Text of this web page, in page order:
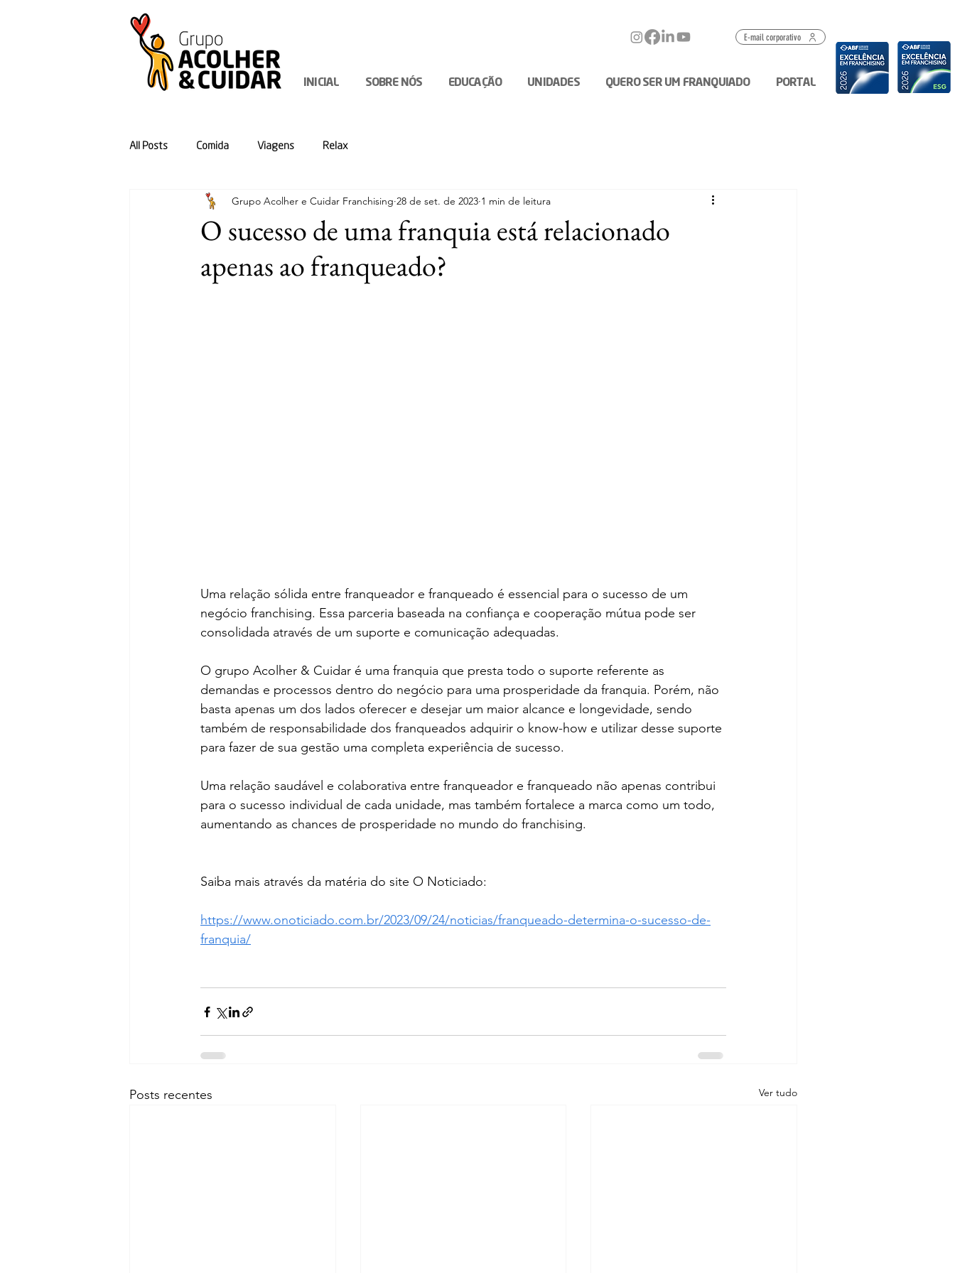
E-mail corporativo
INICIAL SOBRE NÓS EDUCAÇÃO UNIDADES QUERO SER UM FRANQUIADO PORTAL
All Posts Comida Viagens Relax
O sucesso de uma franquia está relacionado
apenas ao franqueado?
Grupo Acolher e Cuidar Franchising 28 de set. de 2023 1 min de leitura
Uma relação sólida entre franqueador e franqueado é essencial para o sucesso de um
negócio franchising. Essa parceria baseada na confiança e cooperação mútua pode ser
consolidada através de um suporte e comunicação adequadas.
O grupo Acolher & Cuidar é uma franquia que presta todo o suporte referente as
demandas e processos dentro do negócio para uma prosperidade da franquia. Porém, não
basta apenas um dos lados oferecer e desejar um maior alcance e longevidade, sendo
também de responsabilidade dos franqueados adquirir o know-how e utilizar desse suporte
para fazer de sua gestão uma completa experiência de sucesso.
Uma relação saudável e colaborativa entre franqueador e franqueado não apenas contribui
para o sucesso individual de cada unidade, mas também fortalece a marca como um todo,
aumentando as chances de prosperidade no mundo do franchising.
Saiba mais através da matéria do site O Noticiado:
https://www.onoticiado.com.br/2023/09/24/noticias/franqueado-determina-o-sucesso-de-
franquia/
Posts recentes Ver tudo